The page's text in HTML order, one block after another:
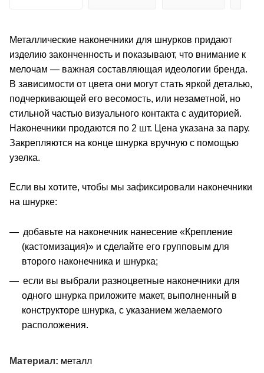
Металлические наконечники для шнурков придают
изделию законченность и показывают, что внимание к
мелочам — важная составляющая идеологии бренда.
В зависимости от цвета они могут стать яркой деталью,
подчеркивающей его весомость, или незаметной, но
стильной частью визуального контакта с аудиторией.
Наконечники продаются по 2 шт. Цена указана за пару.
Закрепляются на конце шнурка вручную с помощью
узелка.
Если вы хотите, чтобы мы зафиксировали наконечники
на шнурке:
добавьте на наконечник нанесение «Крепление
(кастомизация)» и сделайте его групповым для
второго наконечника и шнурка;
если вы выбрали разноцветные наконечники для
одного шнурка приложите макет, выполненный в
конструкторе шнурка, с указанием желаемого
расположения.
Материал: металл